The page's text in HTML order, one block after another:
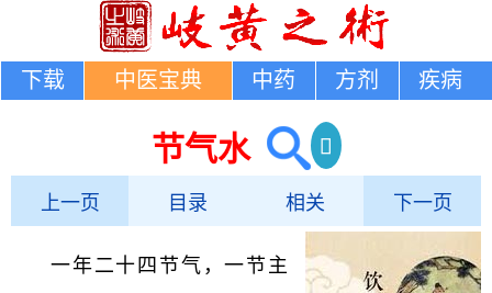
下载 中医宝典 中药 方剂 疾病
节气水
上一页 目录 相关 下一页
一年二十四节气，一节主